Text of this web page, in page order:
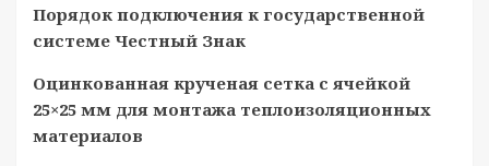
Порядок подключения к государственной
системе Честный Знак
Оцинкованная крученая сетка с ячейкой
25×25 мм для монтажа теплоизоляционных
материалов